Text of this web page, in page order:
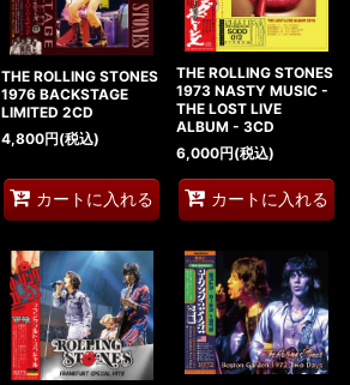
THE ROLLING STONES
1976 BACKSTAGE
LIMITED 2CD
4,800円(税込)
カートに入れる
THE ROLLING STONES
1973 NASTY MUSIC -
THE LOST LIVE
ALBUM - 3CD
6,000円(税込)
カートに入れる